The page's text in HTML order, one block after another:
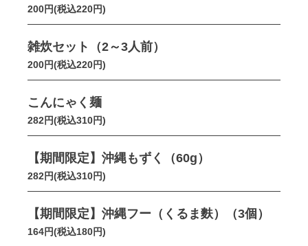
200円(税込220円)
雑炊セット（2～3人前）
200円(税込220円)
こんにゃく麺
282円(税込310円)
【期間限定】沖縄もずく（60g）
282円(税込310円)
【期間限定】沖縄フー（くるま麩）（3個）
164円(税込180円)